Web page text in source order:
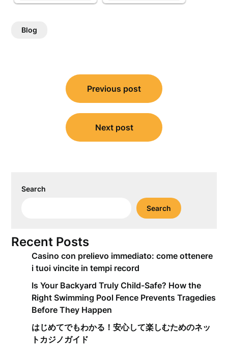
Blog
navigation
Previous post
Next post
Search
Search
Recent Posts
Casino con prelievo immediato: come ottenere
i tuoi vincite in tempi record
Is Your Backyard Truly Child-Safe? How the
Right Swimming Pool Fence Prevents Tragedies
Before They Happen
はじめてでもわかる！安心して楽しむためのネッ
トカジノガイド